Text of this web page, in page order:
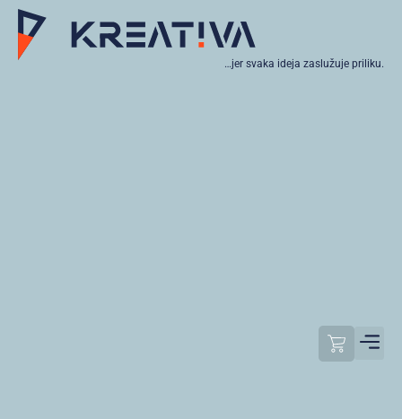
…jer svaka ideja zaslužuje priliku.